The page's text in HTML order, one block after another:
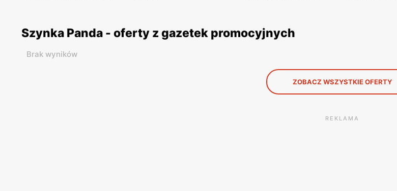
Szynka Panda - oferty z gazetek promocyjnych
Brak wyników
ZOBACZ WSZYSTKIE OFERTY
REKLAMA